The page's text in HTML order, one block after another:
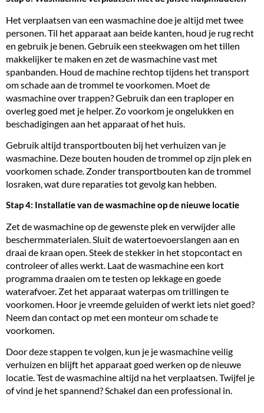
Het verplaatsen van een wasmachine doe je altijd met twee
personen. Til het apparaat aan beide kanten, houd je rug recht
en gebruik je benen. Gebruik een steekwagen om het tillen
makkelijker te maken en zet de wasmachine vast met
spanbanden. Houd de machine rechtop tijdens het transport
om schade aan de trommel te voorkomen. Moet de
wasmachine over trappen? Gebruik dan een traploper en
overleg goed met je helper. Zo voorkom je ongelukken en
beschadigingen aan het apparaat of het huis.
Gebruik altijd transportbouten bij het verhuizen van je
wasmachine. Deze bouten houden de trommel op zijn plek en
voorkomen schade. Zonder transportbouten kan de trommel
losraken, wat dure reparaties tot gevolg kan hebben.
Stap 4: Installatie van de wasmachine op de nieuwe locatie
Zet de wasmachine op de gewenste plek en verwijder alle
beschermmaterialen. Sluit de watertoevoerslangen aan en
draai de kraan open. Steek de stekker in het stopcontact en
controleer of alles werkt. Laat de wasmachine een kort
programma draaien om te testen op lekkageen goede
waterafvoer. Zet het apparaat waterpas omtrillingen te
voorkomen. Hoor je vreemde geluiden of werkt iets niet goed?
Neem dan contact op met een monteur om schade te
voorkomen.
Door deze stappen te volgen, kun je je wasmachine veilig
verhuizen en blijft het apparaat goed werken op de nieuwe
locatie. Test de wasmachine altijd na het verplaatsen. Twijfel je
of vind je het spannend? Schakel dan een professional in.